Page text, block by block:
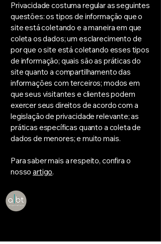
Privacidade costuma regular as seguintes
questões: os tipos de informação que o
site está coletando e a maneira em que
coleta os dados; um esclarecimento de
por que o site está coletando esses tipos
de informação; quais são as práticas do
site quanto a compartilhamento das
informações com terceiros; modos em
que seus visitantes e clientes podem
exercer seus direitos de acordo com a
legislação de privacidade relevante; as
práticas específicas quanto a coleta de
dados de menores; e muito mais.
Para saber mais a respeito, confira o
nossoartigo.